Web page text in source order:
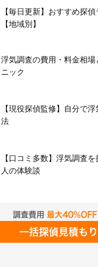
調査費用 最大40%OFF
一括探偵見積もり
【毎日更新】おすすめ探
【地域別】
浮気調査の費用・料金相場
ニック
【現役探偵監修】自分で
法
【口コミ多数】浮気調査
人の体験談
請求できる？